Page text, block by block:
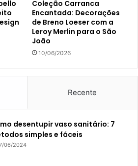
Coleção Carranca
Encantada: Decorações
de Breno Loeser com a
Leroy Merlin para o São
João
10/06/2026
Recente
desentupir vaso sanitário: 7
simples e fáceis
06/2024